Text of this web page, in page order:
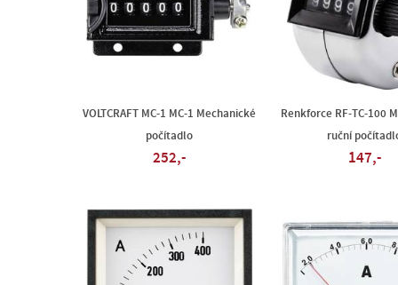
VOLTCRAFT MC-1 MC-1 Mechanické
počítadlo
252,-
Renkforce RF-TC-100
ruční
147,-